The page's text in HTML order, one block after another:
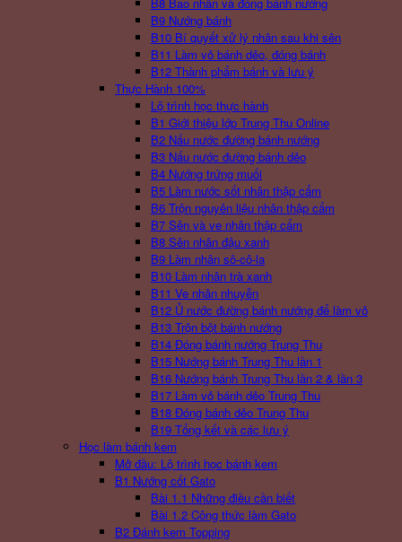
B9 Nướng bánh
B10 Bí quyết xử lý nhân sau khi sên
B11 Làm vỏ bánh dẻo, đóng bánh
B12 Thành phẩm bánh và lưu ý
Thực Hành 100%
Lộ trình học thực hành
B1 Giới thiệu lớp Trung Thu Online
B2 Nấu nước đường bánh nướng
B3 Nấu nước đường bánh dẻo
B4 Nướng trứng muối
B5 Làm nước sốt nhân thập cẩm
B6 Trộn nguyên liệu nhân thập cẩm
B7 Sên và ve nhân thập cẩm
B8 Sên nhân đậu xanh
B9 Làm nhân sô-cô-la
B10 Làm nhân trà xanh
B11 Ve nhân nhuyễn
B12 Ủ nước đường bánh nướng để làm vỏ
B13 Trộn bột bánh nướng
B14 Đóng bánh nướng Trung Thu
B15 Nướng bánh Trung Thu lần 1
B16 Nướng bánh Trung Thu lần 2 & lần 3
B17 Làm vỏ bánh dẻo Trung Thu
B18 Đóng bánh dẻo Trung Thu
B19 Tổng kết và các lưu ý
Học làm bánh kem
Mở đầu: Lộ trình học bánh kem
B1 Nướng cốt Gato
Bài 1.1 Những điều cần biết
Bài 1.2 Công thức làm Gato
B2 Đánh kem Topping